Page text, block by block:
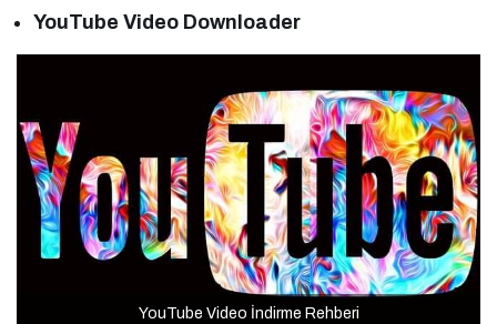
YouTube Video Downloader
YouTube Video İndirme Rehberi